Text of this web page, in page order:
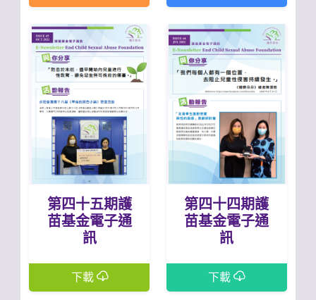
第四十五期護
苗基金電子通
訊
下載
第四十四期護
苗基金電子通
訊
下載